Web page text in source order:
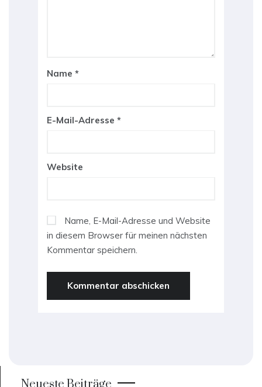
Name *
E-Mail-Adresse *
Website
Name, E-Mail-Adresse und Website
in diesem Browser für meinen nächsten
Kommentar speichern.